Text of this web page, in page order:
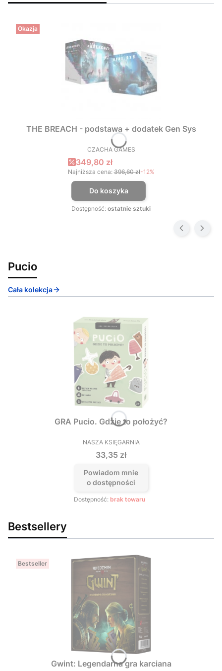
Okazja
THE BREACH - podstawa + dodatek Gen Sys
PRODUCENT
CZACHA GAMES
Cena promocyjna
349,80 zł
Najniższa cena: 396,60 zł-12%
Do koszyka
Dostępność: ostatnie sztuki
Pucio
Cała kolekcja
GRA Pucio. Gdzie to położyć?
PRODUCENT
NASZA KSIĘGARNIA
Cena
33,35 zł
Powiadom mnie
o dostępności
Dostępność: brak towaru
Bestsellery
Bestseller
Gwint: Legendarna gra karciana